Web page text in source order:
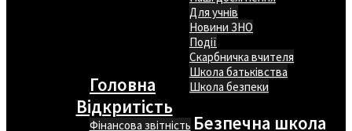
Головна
Для учнів
Новини ЗНО
Події
Скарбничка вчителя
Школа батьківства
Школа безпеки
Відкритість
Фінансова звітність Безпечна школа